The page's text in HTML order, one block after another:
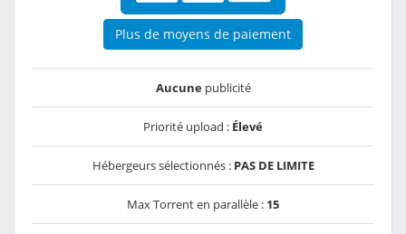
Plus de moyens de paiement
Aucunepublicité
Priorité upload : Élevé
Hébergeurs sélectionnés : PAS DE LIMITE
Max Torrent en parallèle : 15